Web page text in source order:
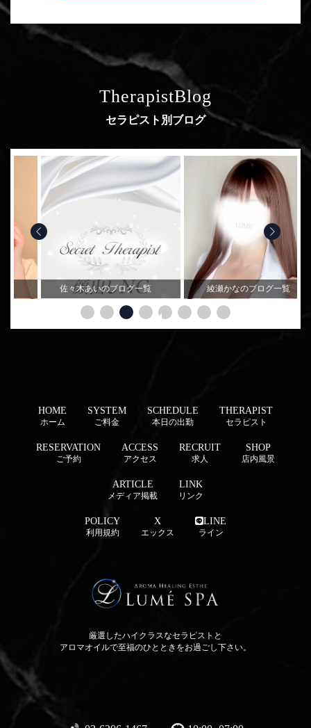
TherapistBlog
セラピスト別ブログ
のブログ一覧 綾瀬かなのブログ一覧 上原あゆみの
HOME
ホーム
SYSTEM
ご料金
SCHEDULE
本日の出勤
THERAPIST
セラピスト
RESERVATION
ご予約
ACCESS
アクセス
RECRUIT
求人
SHOP
店内風景
ARTICLE
メディア掲載
LINK
リンク
POLICY
利用規約
X
エックス
LINE
ライン
厳選したハイクラスなセラピストと
アロマオイルで至福のひとときをお過ごし下さい。